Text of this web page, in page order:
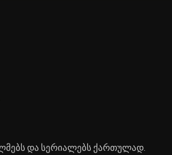
და სერიალებს ქართულად.